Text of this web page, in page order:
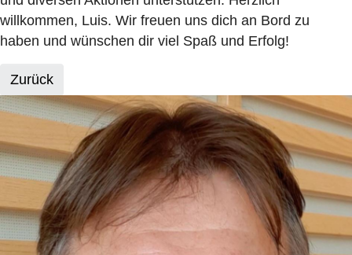
willkommen, Luis. Wir freuen uns dich an Bord zu
haben und wünschen dir viel Spaß und Erfolg!
Zurück